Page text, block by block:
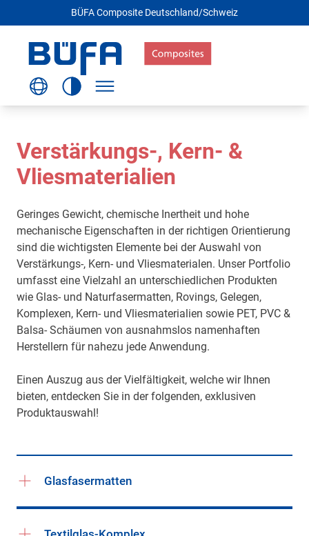
BÜFA Composite Deutschland/Schweiz
Verstärkungs-, Kern- &
Vliesmaterialien
Geringes Gewicht, chemische Inertheit und hohe
mechanische Eigenschaften in der richtigen Orientierung
sind die wichtigsten Elemente bei der Auswahl von
Verstärkungs-, Kern- und Vliesmaterialen. Unser Portfolio
umfasst eine Vielzahl an unterschiedlichen Produkten
wie Glas- und Naturfasermatten, Rovings, Gelegen,
Komplexen, Kern- und Vliesmaterialien sowie PET, PVC &
Balsa- Schäumen von ausnahmslos namenhaften
Herstellern für nahezu jede Anwendung.
Einen Auszug aus der Vielfältigkeit, welche wir Ihnen
bieten, entdecken Sie in der folgenden, exklusiven
Produktauswahl!
Glasfasermatten